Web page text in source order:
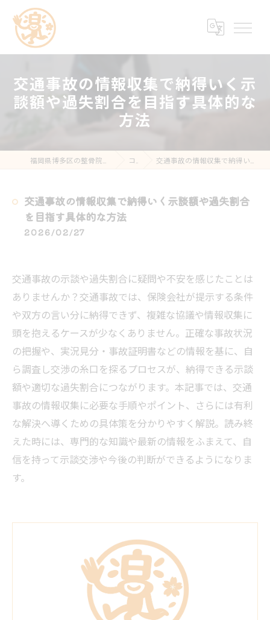
交通事故の情報収集で納得いく示
談額や過失割合を目指す具体的な
方法
コラム 交通事故の情報収集で納得いく示談額や過失割合を目指す具体的な方法
交通事故の情報収集で納得いく示談額や過失割合
を目指す具体的な方法
2026/02/27
交通事故の示談や過失割合に疑問や不安を感じたことは
ありませんか？交通事故では、保険会社が提示する条件
や双方の言い分に納得できず、複雑な協議や情報収集に
頭を抱えるケースが少なくありません。正確な事故状況
の把握や、実況見分・事故証明書などの情報を基に、自
ら調査し交渉の糸口を探るプロセスが、納得できる示談
額や適切な過失割合につながります。本記事では、交通
事故の情報収集に必要な手順やポイント、さらには有利
な解決へ導くための具体策を分かりやすく解説。読み終
えた時には、専門的な知識や最新の情報をふまえて、自
信を持って示談交渉や今後の判断ができるようになりま
す。